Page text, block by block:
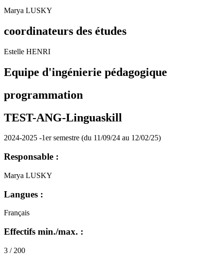
Marya LUSKY
coordinateurs des études
Estelle HENRI
Equipe d'ingénierie pédagogique
programmation
TEST-ANG-Linguaskill
2024-2025 -1er semestre (du 11/09/24 au 12/02/25)
Responsable :
Marya LUSKY
Langues :
Français
Effectifs min./max. :
3 / 200